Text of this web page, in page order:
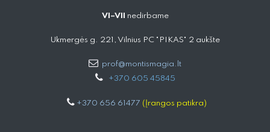
VI–VII nedirbame
Ukmergės g. 221, Vilnius PC "PIKAS" 2 aukšte
prof@montismagia.lt
+370 605 4584​5
+370 656 61477 (Įrangos patikra)